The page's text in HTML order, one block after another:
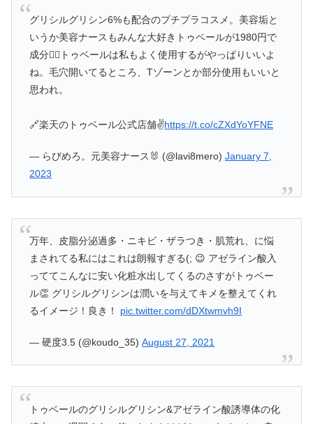
グリシルグリシン6%も配合のプチプラコスメ。美容垢と
いうか美容ナースもみんな大好きトゥベールが1980円で
成分🙆‍♀️トゥベールは私もよく使用するがやっぱりいいよ
ね。毛穴開いてるところ、Tゾーンとか部分使用もいいと
思われ。
🔗楽天のトゥベール公式店舗✌️https://t.co/cZXdYoYFNE
— らびめろ。元美容ナース🐰 (@lavi8mero)January 7,
2023
万年、皮脂分泌過多・ニキビ・ザラつき・肌荒れ、に悩
まされてる私にはこれは朗報すぎる(; 😉 アゼライン酸入
っててこんなに安い化粧水出してくるのさすがトゥベー
ル👏 グリシルグリシンは潤いを与えてキメを整えてくれ
るイメージ！良き！ pic.twitter.com/dDXtwmvh9I
— 硬度3.5 (@koudo_35)August 27, 2021
トゥベールのグリシルグリシン&アゼライン酸誘導体の化